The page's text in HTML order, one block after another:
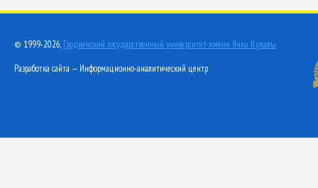
© 1999-2026, Гродненский государственный университет имени Янки Купалы
Разработка сайта — Информационно-аналитический центр